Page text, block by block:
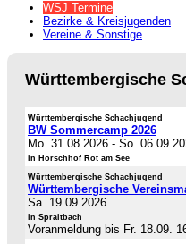
WSJ Termine
Bezirke & Kreisjugenden
Vereine & Sonstige
Württembergische
Württembergische Schachjugend
BW Sommercamp 2026
Mo. 31.08.2026 - So.
in Horschhof Rot am See
Württembergische Schachjugend
Württembergische
Sa. 19.09.2026
in Spraitbach
Voranmeldung bis Fr. 18.09.